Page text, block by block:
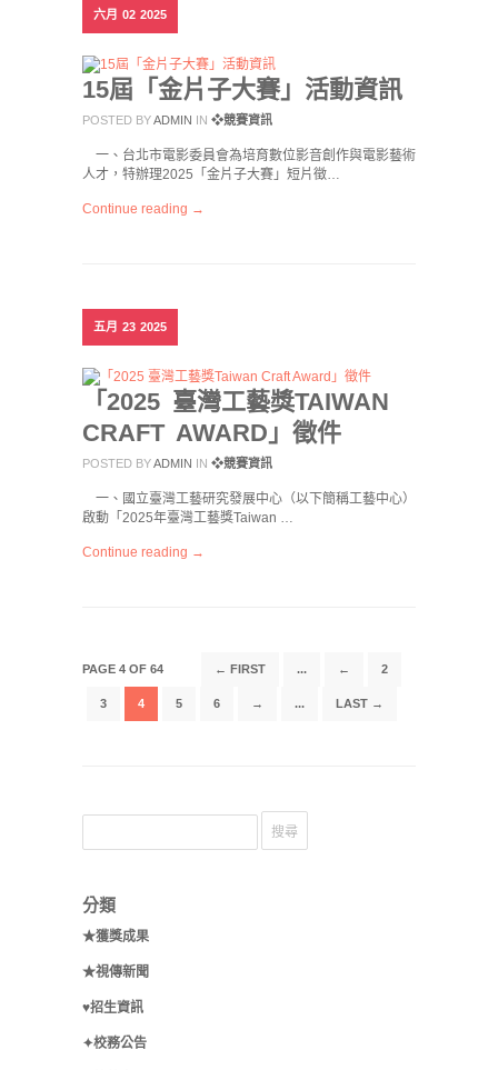
六月 02 2025
15屆「金片子大賽」活動資訊
POSTED BYADMIN IN ❖競賽資訊
一、台北市電影委員會為培育數位影音創作與電影藝術
人才，特辦理2025「金片子大賽」短片徵…
Continue reading →
五月 23 2025
「2025 臺灣工藝獎TAIWAN
CRAFT AWARD」徵件
POSTED BYADMIN IN ❖競賽資訊
一、國立臺灣工藝研究發展中心（以下簡稱工藝中心）
啟動「2025年臺灣工藝獎Taiwan …
Continue reading →
PAGE 4 OF 64 ← FIRST ... ← 2
3 4 5 6 → ... LAST →
分類
★獲獎成果
★視傳新聞
♥招生資訊
✦校務公告